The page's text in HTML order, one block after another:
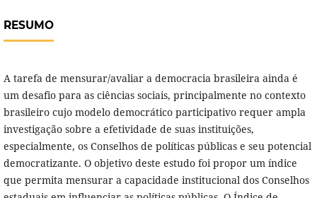
RESUMO
A tarefa de mensurar/avaliar a democracia brasileira ainda é
um desafio para as ciências sociais, principalmente no contexto
brasileiro cujo modelo democrático participativo requer ampla
investigação sobre a efetividade de suas instituições,
especialmente, os Conselhos de políticas públicas e seu potencial
democratizante. O objetivo deste estudo foi propor um índice
que permita mensurar a capacidade institucional dos Conselhos